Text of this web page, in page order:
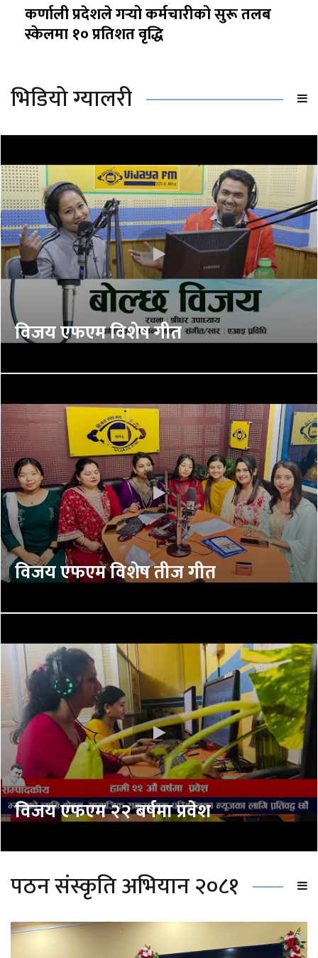
कर्णाली प्रदेशले गर्‍यो कर्मचारीको सुरू तलब
स्केलमा १० प्रतिशत वृद्धि
भिडियो ग्यालरी
विजय एफएम विशेष गीत
विजय एफएम विशेष तीज गीत
विजय एफएम २२ बर्षमा प्रवेश
पठन संस्कृति अभियान २०८१